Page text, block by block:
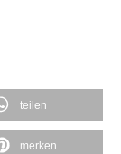
teilen
merken